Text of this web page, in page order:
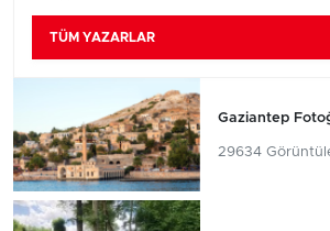
TÜM YAZARLAR
Gaziantep
29634